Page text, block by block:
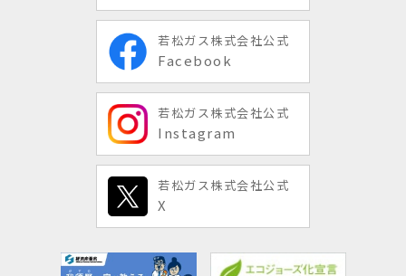
若松ガス株式会社公式
Facebook
若松ガス株式会社公式
Instagram
若松ガス株式会社公式
X